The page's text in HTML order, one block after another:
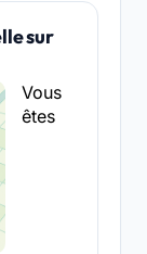
sur
Vous
êtes